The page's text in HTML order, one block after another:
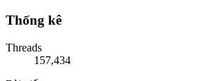
Thống kê
Threads
157,434